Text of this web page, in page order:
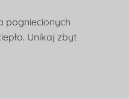
pogniecionych
Unikaj zbyt